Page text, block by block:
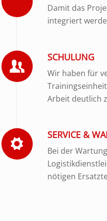
Damit das
integriert
SCHULUNG
Wir haben für
Arbeit deutlich
SERVICE &
Bei der
nötigen